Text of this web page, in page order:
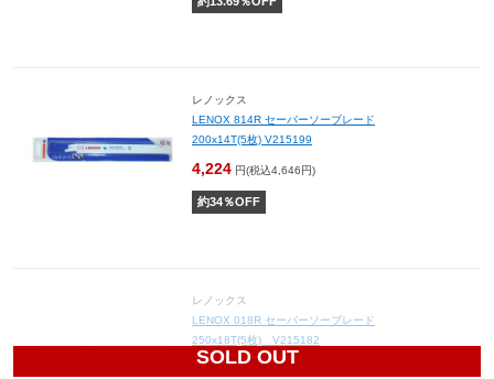
レノックス
LENOX 814R セーバーソーブレード
200x14T(5枚) V215199
4,224 円(税込4,646円)
約34％OFF
SOLD OUT
レノックス
LENOX 018R セーバーソーブレード
250x18T(5枚) V215182
2,560